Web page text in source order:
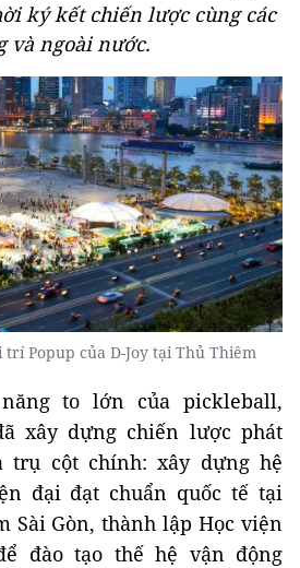
ký kết chiến lược cùng các
và ngoài nước.
Popup của D-Joy tại Thủ Thiêm
to lớn của pickleball,
xây dựng chiến lược phát
trụ cột chính: xây dựng hệ
đại đạt chuẩn quốc tế tại
Sài Gòn, thành lập Học viện
đào tạo thế hệ vận động